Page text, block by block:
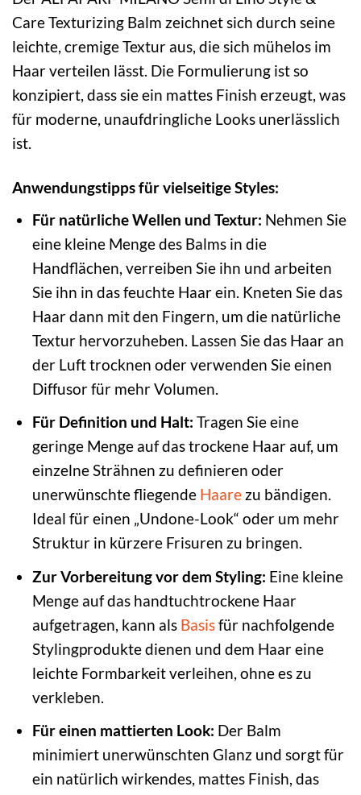
Care Texturizing Balm zeichnet sich durch seine
leichte, cremige Textur aus, die sich mühelos im
Haar verteilen lässt. Die Formulierung ist so
konzipiert, dass sie ein mattes Finish erzeugt, was
für moderne, unaufdringliche Looks unerlässlich
ist.
Anwendungstipps für vielseitige Styles:
Für natürliche Wellen und Textur: Nehmen Sie
eine kleine Menge des Balms in die
Handflächen, verreiben Sie ihn und arbeiten
Sie ihn in das feuchte Haar ein. Kneten Sie das
Haar dann mit den Fingern, um die natürliche
Textur hervorzuheben. Lassen Sie das Haar an
der Luft trocknen oder verwenden Sie einen
Diffusor für mehr Volumen.
Für Definition und Halt: Tragen Sie eine
geringe Menge auf das trockene Haar auf, um
einzelne Strähnen zu definieren oder
unerwünschte fliegende Haarezu bändigen.
Ideal für einen „Undone-Look“ oder um mehr
Struktur in kürzere Frisuren zu bringen.
Zur Vorbereitung vor dem Styling: Eine kleine
Menge auf das handtuchtrockene Haar
aufgetragen, kann als Basisfür nachfolgende
Stylingprodukte dienen und dem Haar eine
leichte Formbarkeit verleihen, ohne es zu
verkleben.
Für einen mattierten Look: Der Balm
minimiert unerwünschten Glanz und sorgt für
ein natürlich wirkendes, mattes Finish, das